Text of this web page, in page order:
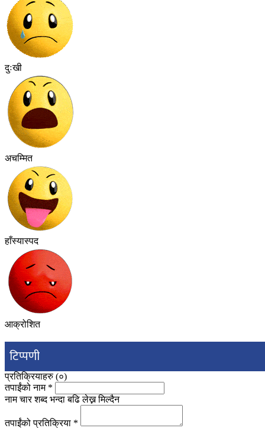
दुःखी
अचम्मित
हाँस्यास्पद
आक्रोशित
टिप्पणी
प्रतिक्रियाहरु (०)
तपाईंको नाम *
नाम चार शब्द भन्दा बढि लेख्न मिल्दैन
तपाईंको प्रतिक्रिया *